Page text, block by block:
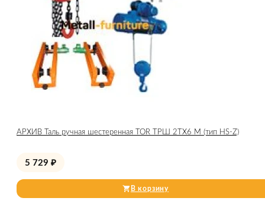
АРХИВ Таль ручная шестеренная TOR ТРШ 2ТХ6 М (тип HS-Z)
5 729 ₽
В корзину